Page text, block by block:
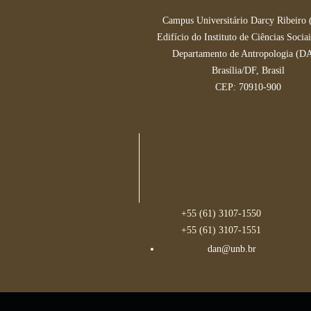
Campus Universitário Darcy Ribeiro
Edifício do Instituto de Ciências
Departamento de Antropologia
Brasília/DF, Brasil
CEP: 70910-900
+55 (61) 3107-1550
+55 (61) 3107-1551
dan@unb.br